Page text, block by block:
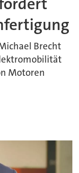
Brecht
Motoren